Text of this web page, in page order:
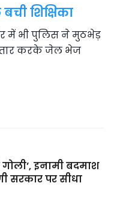
शिक्षिका
में भी पुलिस ने मुठभेड़
करके जेल भेज
इनामी बदमाश
सरकार पर सीधा